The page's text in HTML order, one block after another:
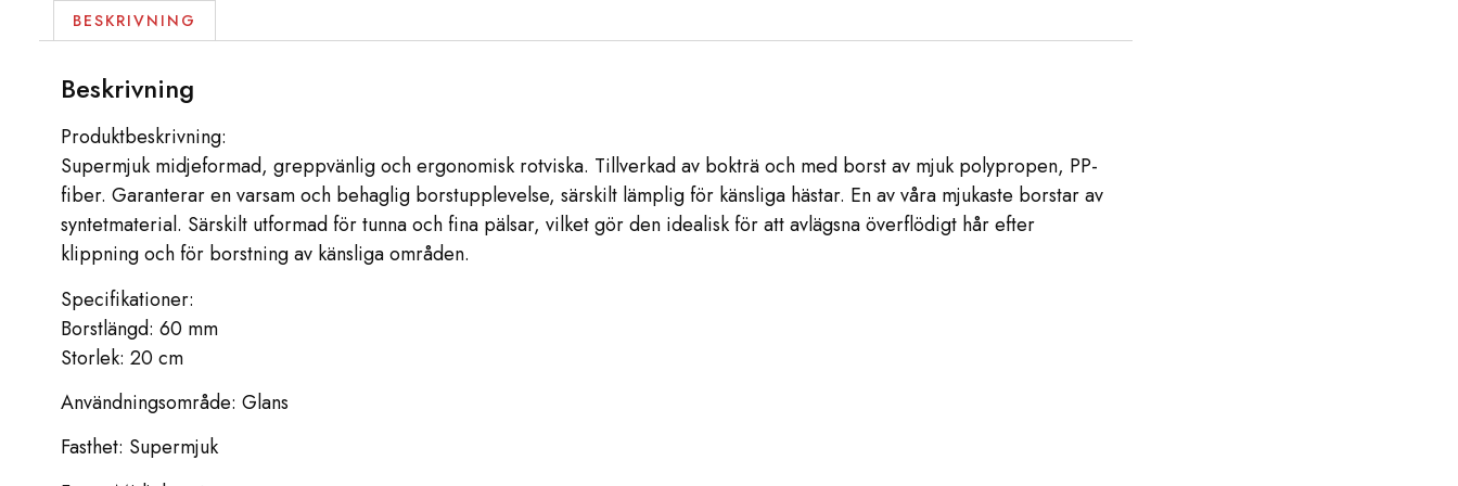
BESKRIVNING
Beskrivning
Produktbeskrivning:
Supermjuk midjeformad, greppvänlig och ergonomisk rotviska. Tillverkad av bokträ och med borst av mjuk polypropen, PP-
fiber. Garanterar en varsam och behaglig borstupplevelse, särskilt lämplig för känsliga hästar. En av våra mjukaste borstar av
syntetmaterial. Särskilt utformad för tunna och fina pälsar, vilket gör den idealisk för att avlägsna överflödigt hår efter
klippning och för borstning av känsliga områden.
Specifikationer:
Borstlängd: 60 mm
Storlek: 20 cm
Användningsområde: Glans
Fasthet: Supermjuk